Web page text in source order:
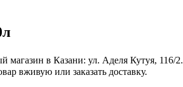
магазин в Казани: ул. Аделя Кутуя, 116/2.
вживую или заказать доставку.